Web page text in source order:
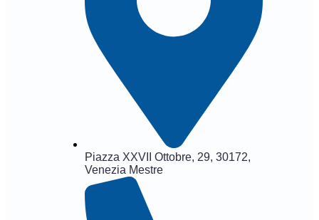
Piazza XXVII Ottobre, 29, 30172,
Venezia Mestre